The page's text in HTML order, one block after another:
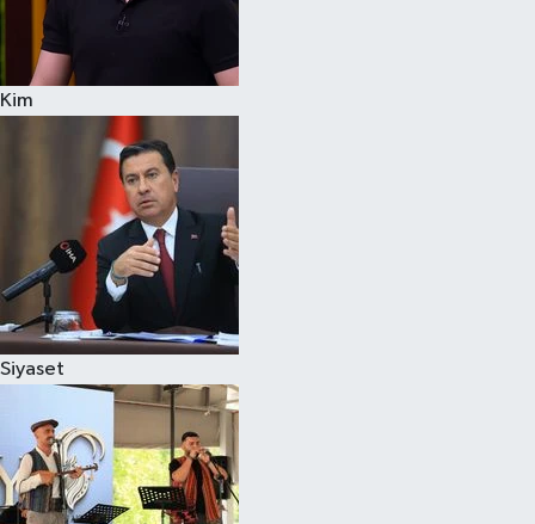
Kim
Siyaset